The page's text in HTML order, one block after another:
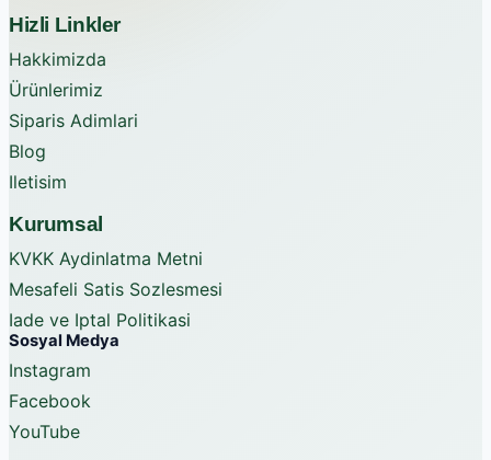
Hizli Linkler
Hakkimizda
Ürünlerimiz
Siparis Adimlari
Blog
Iletisim
Kurumsal
KVKK Aydinlatma Metni
Mesafeli Satis Sozlesmesi
Iade ve Iptal Politikasi
Sosyal Medya
Instagram
Facebook
YouTube